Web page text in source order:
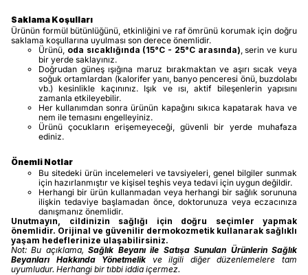
Saklama Koşulları
Ürünün formül bütünlüğünü, etkinliğini ve raf ömrünü korumak için doğru
saklama koşullarına uyulması son derece önemlidir.
Ürünü, oda sıcaklığında (15°C - 25°C arasında) , serin ve kuru
bir yerde saklayınız.
Doğrudan güneş ışığına maruz bırakmaktan ve aşırı sıcak veya
soğuk ortamlardan (kalorifer yanı, banyo penceresi önü, buzdolabı
vb.) kesinlikle kaçınınız. Işık ve ısı, aktif bileşenlerin yapısını
zamanla etkileyebilir.
Her kullanımdan sonra ürünün kapağını sıkıca kapatarak hava ve
nem ile temasını engelleyiniz.
Ürünü çocukların erişemeyeceği, güvenli bir yerde muhafaza
ediniz.
Önemli Notlar
Bu sitedeki ürün incelemeleri ve tavsiyeleri, genel bilgiler sunmak
için hazırlanmıştır ve kişisel teşhis veya tedavi için uygun değildir.
Herhangi bir ürün kullanmadan veya herhangi bir sağlık sorununa
ilişkin tedaviye başlamadan önce, doktorunuza veya eczacınıza
danışmanız önemlidir.
Unutmayın, cildinizin sağlığı için doğru seçimler yapmak
önemlidir. Orijinal ve güvenilir dermokozmetik kullanarak sağlıklı
yaşam hedeflerinize ulaşabilirsiniz.
Not: Bu açıklama,Sağlık Beyanı ile Satışa Sunulan Ürünlerin Sağlık
Beyanları Hakkında Yönetmelik ve ilgili diğer düzenlemelere tam
uyumludur. Herhangi bir tıbbi iddia içermez.